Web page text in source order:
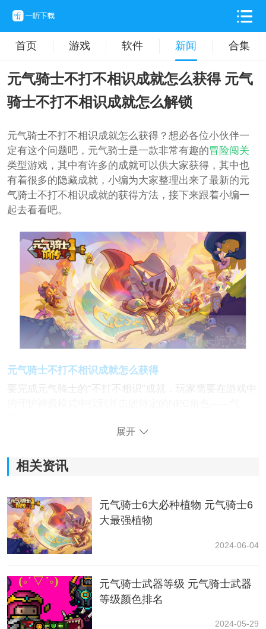
首页 游戏 软件 新闻 合集
元气骑士不打不相识成就怎么获得 元气
骑士不打不相识成就怎么解锁
元气骑士不打不相识成就怎么获得？想必各位小伙伴一
定有这个问题吧，元气骑士是一款非常有趣的冒险闯关
类型游戏，其中有许多的成就可以供大家获得，其中也
有着很多的隐藏成就，小编为大家整理出来了最新的元
气骑士不打不相识成就的获得方法，接下来跟着小编一
起去看看吧。
元气骑士不打不相识成就怎么获得
要完成元气骑士的“不打不相识”成就，玩家需要在游戏中
1、进入守护神殿模式：
首先，玩家需要在游戏界面中选择进入“守护神殿”模式。
2、寻找并击败气宗：
在守护神殿模式中，玩家需要找到并击败特定的NPC角
色——气宗。气宗的位置是固定的，位于遗迹的右下
角，森林boss房的左边。这个角色被击败后，玩家就可
以解锁“不打不相识”成就，同时也会解锁新角色气宗。
展开
相关资讯
元气骑士6大必种植物 元气骑士6
大最强植物
2024-06-04
元气骑士武器等级 元气骑士武器
等级颜色排名
2024-05-29